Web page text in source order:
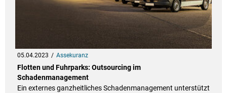
05.04.2023 Assekuranz
Flotten und Fuhrparks: Outsourcing im
Schadenmanagement
Ein externes ganzheitliches Schadenmanagement unterstützt